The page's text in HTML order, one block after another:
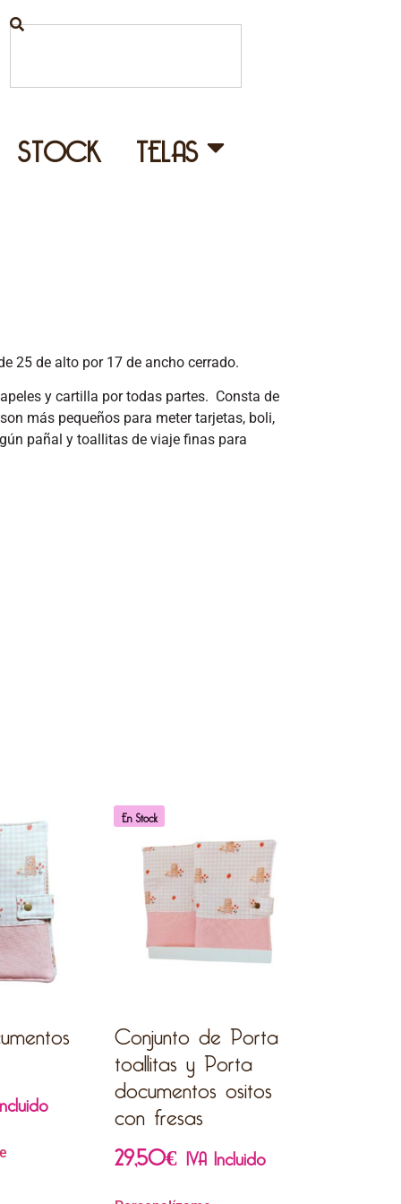
STOCK TELAS
25 de alto por 17 de ancho cerrado.
y cartilla por todas partes. Consta de
más pequeños para meter tarjetas, boli,
pañal y toallitas de viaje finas para
En Stock
Conjunto de Porta
toallitas y Porta
documentos ositos
con fresas
29,50€ IVA Incluido